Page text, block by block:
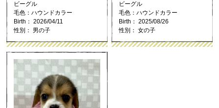
ビーグル
毛色：ハウンドカラー
Birth： 2026/04/11
性別： 男の子
ビーグル
毛色：ハウンドカラー
Birth： 2025/08/26
性別： 女の子